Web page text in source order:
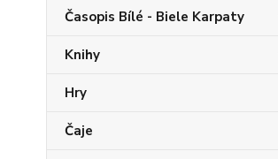
Časopis Bílé - Biele Karpaty
Knihy
Hry
Čaje